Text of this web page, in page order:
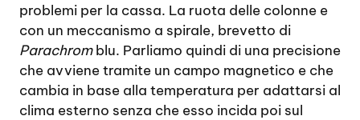
problemi per la cassa. La ruota delle colonne e
con un meccanismo a spirale, brevetto di
Parachromblu. Parliamo quindi di una precisione
che avviene tramite un campo magnetico e che
cambia in base alla temperatura per adattarsi al
clima esterno senza che esso incida poi sul